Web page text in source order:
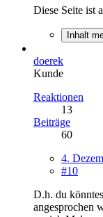
Diese Seite ist
Inhalt
doerek
Kunde
Reaktionen
13
Beiträge
60
4.
#10
D.h. du
angesprochen